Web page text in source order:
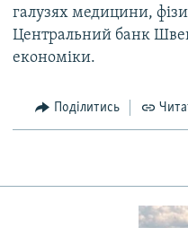
галузях медицини,
Центральний банк
економіки.
Поділитись